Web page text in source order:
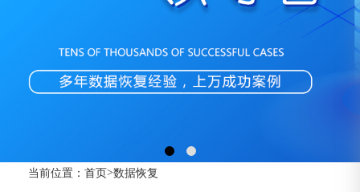
当前位置： 首页>数据恢复